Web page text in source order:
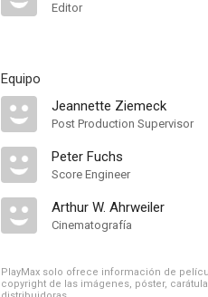
Editor
Equipo
Jeannette Ziemeck
Post Production Supervisor
Peter Fuchs
Score Engineer
Arthur W. Ahrweiler
Cinematografía
PlayMax solo ofrece información de
copyright de las imágenes, póster,